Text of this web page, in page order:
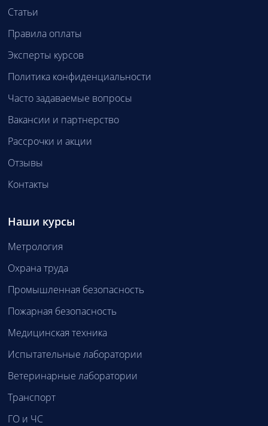
Статьи
Правила оплаты
Эксперты курсов
Политика конфиденциальности
Часто задаваемые вопросы
Вакансии и партнерство
Рассрочки и акции
Отзывы
Контакты
Наши курсы
Метрология
Охрана труда
Промышленная безопасность
Пожарная безопасность
Медицинская техника
Испытательные лаборатории
Ветеринарные лаборатории
Транспорт
ГО и ЧС